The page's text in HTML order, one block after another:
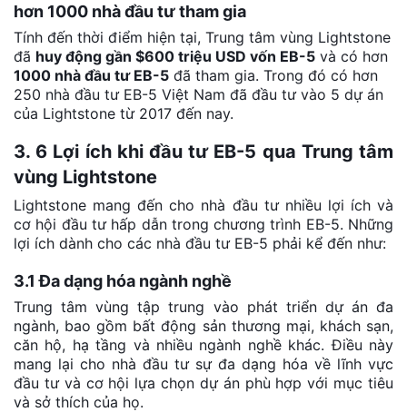
hơn 1000 nhà đầu tư tham gia
Tính đến thời điểm hiện tại, Trung tâm vùng Lightstone
đã huy động gần $600 triệu USD vốn EB-5 và có hơn
1000 nhà đầu tư EB-5 đã tham gia. Trong đó có hơn
250 nhà đầu tư EB-5 Việt Nam đã đầu tư vào 5 dự án
của Lightstone từ 2017 đến nay.
3. 6 Lợi ích khi đầu tư EB-5 qua Trung tâm
vùng Lightstone
Lightstone mang đến cho nhà đầu tư nhiều lợi ích và
cơ hội đầu tư hấp dẫn trong chương trình EB-5. Những
lợi ích dành cho các nhà đầu tư EB-5 phải kể đến như:
3.1 Đa dạng hóa ngành nghề
Trung tâm vùng tập trung vào phát triển dự án đa
ngành, bao gồm bất động sản thương mại, khách sạn,
căn hộ, hạ tầng và nhiều ngành nghề khác. Điều này
mang lại cho nhà đầu tư sự đa dạng hóa về lĩnh vực
đầu tư và cơ hội lựa chọn dự án phù hợp với mục tiêu
và sở thích của họ.